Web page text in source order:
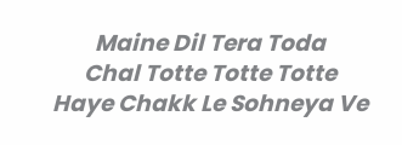
Maine Dil Tera Toda
Chal Totte Totte Totte
Haye Chakk Le Sohneya Ve